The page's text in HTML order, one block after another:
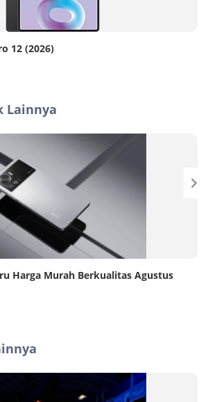
12 (2026)
Lainnya
Harga Murah Berkualitas Agustus